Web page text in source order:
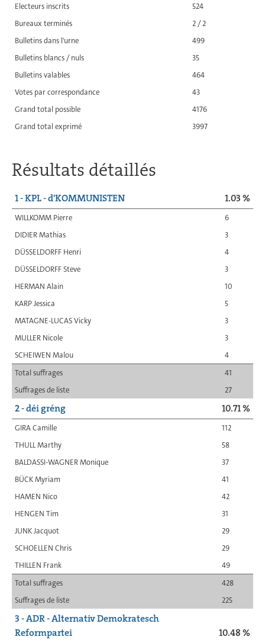
Electeurs inscrits
524
Bureaux terminés
2 / 2
Bulletins dans l'urne
499
Bulletins blancs / nuls
35
Bulletins valables
464
Votes par correspondance
43
Grand total possible
4176
Grand total exprimé
3997
Résultats détaillés
1 - KPL - d'KOMMUNISTEN 1.03 %
Total suffrages
41
Suffrages de liste
27
WILLKOMM Pierre
6
DIDIER Mathias
3
DÜSSELDORFF Henri
4
DÜSSELDORFF Steve
3
HERMAN Alain
10
KARP Jessica
5
MATAGNE-LUCAS Vicky
3
MULLER Nicole
3
SCHEIWEN Malou
4
2 - déi gréng 10.71 %
Total suffrages
428
Suffrages de liste
225
GIRA Camille
112
THULL Marthy
58
BALDASSI-WAGNER Monique
37
BÜCK Myriam
41
HAMEN Nico
42
HENGEN Tim
31
JUNK Jacquot
29
SCHOELLEN Chris
29
THILLEN Frank
49
3 - ADR - Alternativ Demokratesch
Reformpartei
10.48 %